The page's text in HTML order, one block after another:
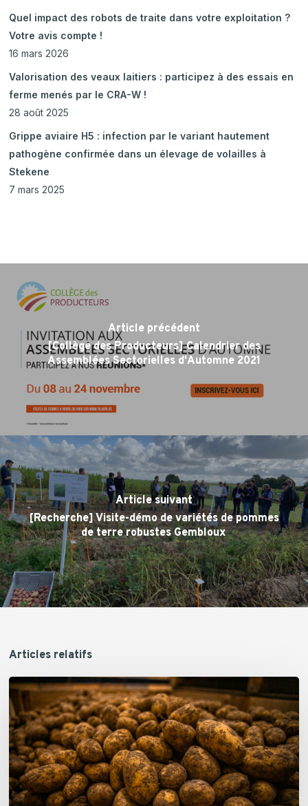
Quel impact des robots de traite dans votre exploitation ?
Votre avis compte !
16 mars 2026
Valorisation des veaux laitiers : participez à des essais en
ferme menés par le CRA-W !
28 août 2025
Grippe aviaire H5 : infection par le variant hautement
pathogène confirmée dans un élevage de volailles à
Stekene
7 mars 2025
Article précédent
[Collège des Producteurs] Calendrier des
Assemblées Sectorielles d'Automne 2021
Article suivant
[Recherche] Visite-démo de variétés de pommes
de terre robustes Gembloux
Articles relatifs
Appel
aux
producteurs
:
Dons
de
surplus